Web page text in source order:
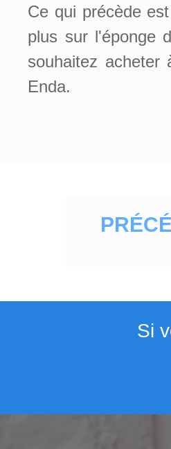
Ce qui précède
plus sur l'éponge
souhaitez acheter
Enda.
Si